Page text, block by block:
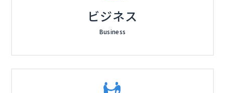
ビジネス
Business